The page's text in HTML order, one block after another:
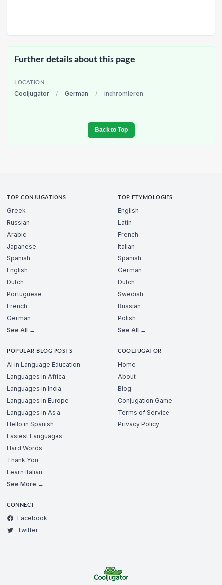
Further details about this page
LOCATION
Cooljugator / German / inchromieren
Back to Top
TOP CONJUGATIONS
Greek
Russian
Arabic
Japanese
Spanish
English
Dutch
Portuguese
French
German
See All →
TOP ETYMOLOGIES
English
Latin
French
Italian
Spanish
German
Dutch
Swedish
Russian
Polish
See All →
POPULAR BLOG POSTS
AI in Language Education
Languages in Africa
Languages in India
Languages in Europe
Languages in Asia
Hello in Spanish
Easiest Languages
Hard Words
Thank You
Learn Italian
See More →
COOLJUGATOR
Home
About
Blog
Conjugation Game
Terms of Service
Privacy Policy
CONNECT
Facebook
Twitter